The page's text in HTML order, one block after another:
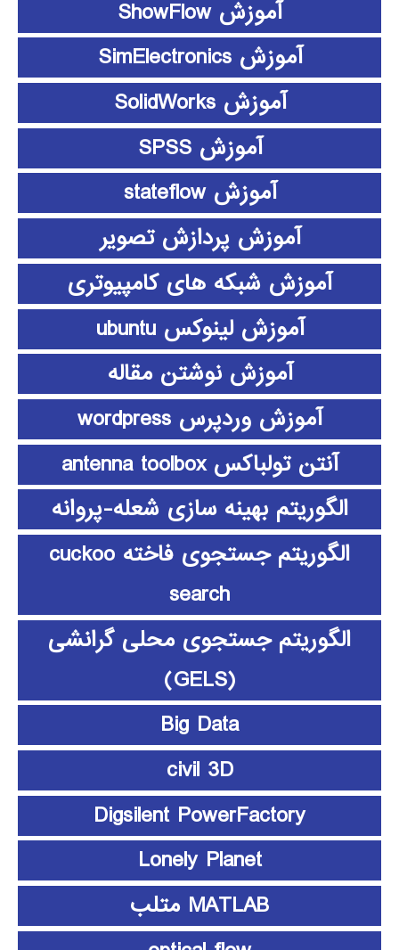
آموزش ShowFlow
آموزش SimElectronics
آموزش SolidWorks
آموزش SPSS
آموزش stateflow
آموزش پردازش تصویر
آموزش شبکه های کامپیوتری
آموزش لینوکس ubuntu
آموزش نوشتن مقاله
آموزش وردپرس wordpress
آنتن تولباکس antenna toolbox
الگوریتم بهینه سازی شعله-پروانه
الگوریتم جستجوی فاخته cuckoo
search
الگوریتم جستجوی محلی گرانشی
(GELS)
Big Data
civil 3D
Digsilent PowerFactory
Lonely Planet
MATLAB متلب